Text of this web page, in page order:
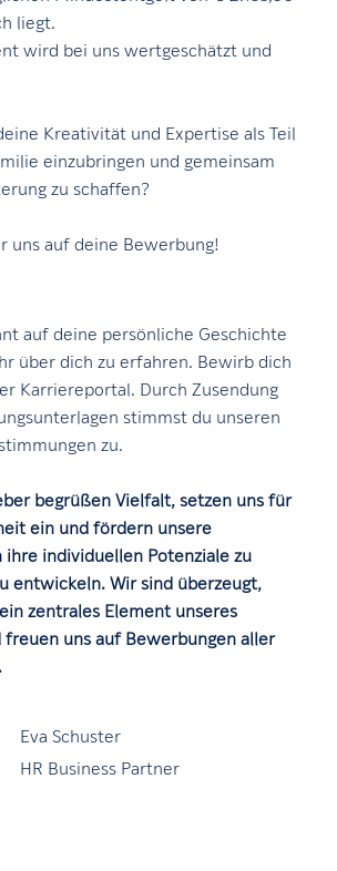
liegt.
wird bei uns wertgeschätzt und
Kreativität und Expertise als Teil
einzubringen und gemeinsam
zu schaffen?
uns auf deine Bewerbung!
auf deine persönliche Geschichte
über dich zu erfahren. Bewirb dich
Karriereportal. Durch Zusendung
stimmst du unseren
zu.
begrüßen Vielfalt, setzen uns für
ein und fördern unsere
individuellen Potenziale zu
entwickeln. Wir sind überzeugt,
zentrales Element unseres
freuen uns auf Bewerbungen aller
Eva Schuster
HR Business Partner